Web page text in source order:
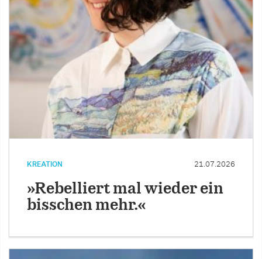
KREATION 21.07.2026
»Rebelliert mal wieder ein
bisschen mehr.«